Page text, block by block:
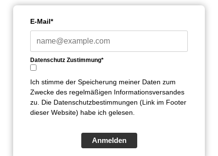
E-Mail*
Datenschutz Zustimmung*
Ich stimme der Speicherung meiner Daten zum
Zwecke des regelmäßigen Informationsversandes
zu. Die Datenschutzbestimmungen (Link im Footer
dieser Website) habe ich gelesen.
Anmelden